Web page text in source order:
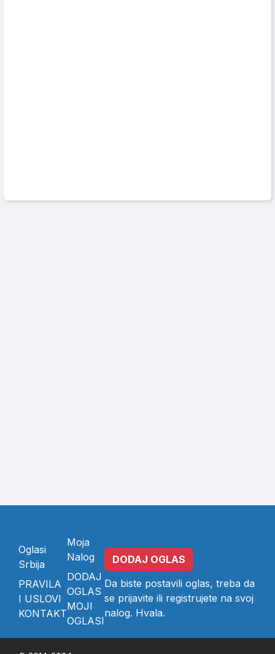
Oglasi
Srbija
PRAVILA
I USLOVI
KONTAKT
Moja
Nalog
DODAJ
OGLAS
MOJI
OGLASI
DODAJ OGLAS
Da biste postavili oglas, treba da
se prijavite ili registrujete na svoj
nalog. Hvala.